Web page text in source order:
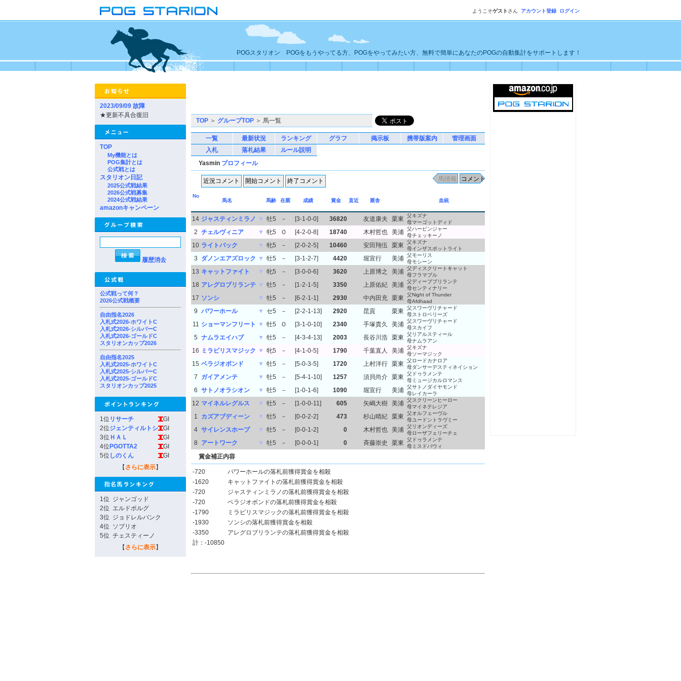
ようこそゲスト さん アカウント登録 ログイン
POGスタリオン POGをもうやってる方、POGをやってみたい方、無料で簡単にあなたのPOGの自動集計をサポートします！
2023/09/09 故障
★更新不具合復旧
TOP
My機能とは
POG集計とは
公式戦とは
スタリオン日記
2025公式戦結果
2026公式戦募集
2024公式戦結果
amazonキャンペーン
履歴消去
公式戦って何？
2026公式戦概要
自由指名2026
入札式2026-ホワイトC
入札式2026-シルバーC
入札式2026-ゴールドC
スタリオンカップ2026
自由指名2025
入札式2025-ホワイトC
入札式2025-シルバーC
入札式2025-ゴールドC
スタリオンカップ2025
1位 リサーチ
GI
2位ジェンティルトシ
GI
3位 ＨＡＬ
GI
4位 PGOTTA2
GI
5位 しのくん
GI
【 さらに表示】
1位 ジャンゴッド
2位 エルドボルグ
3位 ジョドレルバンク
4位 ソブリオ
5位 チェスティーノ
【 さらに表示】
TOP ＞ グループTOP ＞ 馬一覧
一覧 最新状況 ランキング グラフ 掲示板 携帯版案内
管理画面
入札
落札結果
ルール説明
Yasmin プロフィール
No
馬名
馬齢 在厩 成績 賞金 直近 厩舎 血統
14 ジャスティンミラノ ▼ 牡5 － [3-1-0-0] 36820 友道康夫 栗東
父キズナ
母マーゴットディド
2 チェルヴィニア ▼ 牝5 Ｏ [4-2-0-8] 18740 木村哲也 美浦 父ハービンジャー
母チェッキーノ
10 ライトバック ▼ 牝5 － [2-0-2-5] 10460 安田翔伍 栗東
父キズナ
母インザスポットライト
3 ダノンエアズロック ▼ 牡5 － [3-1-2-7] 4420 堀宣行 美浦 父モーリス
母モシーン
13 キャットファイト ▼ 牝5 － [3-0-0-6] 3620 上原博之 美浦 父ディスクリートキャット
母フラマブル
18 アレグロブリランテ ▼ 牡5 － [1-2-1-5] 3350 上原佑紀 美浦 父ディープブリランテ
母センティナリー
17 ソンシ ▼ 牡5 － [6-2-1-1] 2930 中内田充 栗東
父Night of Thunder
母Afdhaad
9 パワーホール ▼ セ5 － [2-2-1-13] 2920 昆貢 栗東
父スワーヴリチャード
母ストロベリーズ
11 ショーマンフリート ▼ 牡5 Ｏ [3-1-0-10] 2340 手塚貴久 美浦 父スワーヴリチャード
母スカイフ
5 ナムラエイハブ ▼ 牡5 － [4-3-4-13] 2003 長谷川浩 栗東
父リアルスティール
母ナムラアン
16 ミラビリスマジック ▼ 牝5 － [4-1-0-5] 1790 千葉直人 美浦 父キズナ
母ソーマジック
15 ベラジオボンド ▼ 牡5 － [5-0-3-5] 1720 上村洋行 栗東
父ロードカナロア
母ダンサーデスティネイション
7 ガイアメンテ ▼ 牡5 － [5-4-1-10] 1257 須貝尚介 栗東
父ドゥラメンテ
母ミュージカルロマンス
6 サトノオラシオン ▼ 牡5 － [1-0-1-6] 1090 堀宣行 美浦 父サトノダイヤモンド
母レイカーラ
12 マイネルレグルス ▼ 牡5 － [1-0-0-11] 605 矢嶋大樹 美浦 父スクリーンヒーロー
母マイネテレジア
1 カズアブディーン ▼ 牡5 － [0-0-2-2] 473 杉山晴紀 栗東
父オルフェーヴル
母ユードントラヴミー
4 サイレンスホープ ▼ 牡5 － [0-0-1-2] 0 木村哲也 美浦 父リオンディーズ
母ローザフェリーチェ
8 アートワーク ▼ 牡5 － [0-0-0-1] 0 斉藤崇史 栗東
父ドゥラメンテ
母ミスドバウィ
賞金補正内容
-720
パワーホールの落札前獲得賞金を相殺
-1620
キャットファイトの落札前獲得賞金を相殺
-720
ジャスティンミラノの落札前獲得賞金を相殺
-720
ベラジオボンドの落札前獲得賞金を相殺
-1790
ミラビリスマジックの落札前獲得賞金を相殺
-1930
ソンシの落札前獲得賞金を相殺
-3350
アレグロブリランテの落札前獲得賞金を相殺
計：-10850